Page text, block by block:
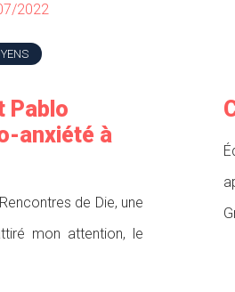
2022
Pablo
anxiété à
de Die, une
mon attention, le